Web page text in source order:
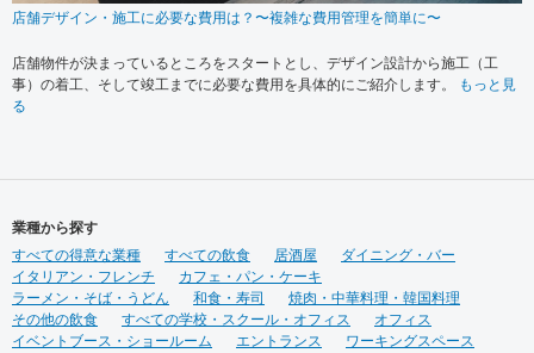
店舗デザイン・施工に必要な費用は？〜複雑な費用管理を簡単に〜
店舗物件が決まっているところをスタートとし、デザイン設計から施工（工
事）の着工、そして竣工までに必要な費用を具体的にご紹介します。
もっと見
る
業種から探す
すべての得意な業種
すべての飲食 居酒屋
ダイニング・バー
イタリアン・フレンチ
カフェ・パン・ケーキ
ラーメン・そば・うどん
和食・寿司
焼肉・中華料理・韓国料理
その他の飲食
すべての学校・スクール・オフィス
オフィス
イベントブース・ショールーム
エントランス
ワーキングスペース